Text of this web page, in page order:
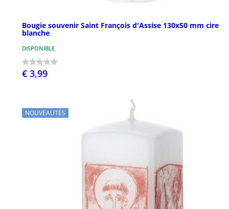
Bougie souvenir Saint François d'Assise 130x50 mm cire
blanche
DISPONIBLE
€ 3,99
NOUVEAUTÉS